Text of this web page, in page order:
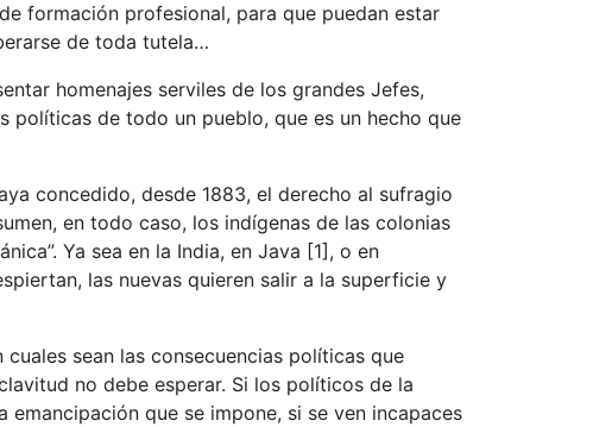
formación profesional, para que puedan estar
de toda tutela…
homenajes serviles de los grandes Jefes,
políticas de todo un pueblo, que es un hecho que
concedido, desde 1883, el derecho al sufragio
en todo caso, los indígenas de las colonias
Ya sea en la India, en Java [1], o en
las nuevas quieren salir a la superficie y
sean las consecuencias políticas que
no debe esperar. Si los políticos de la
que se impone, si se ven incapaces